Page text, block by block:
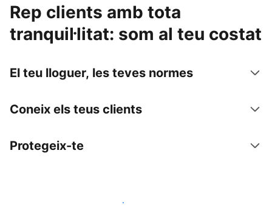
Rep clients amb tota
tranquil·litat: som al teu costat
El teu lloguer, les teves normes
Coneix els teus clients
Protegeix-te
Lloga l'allotjament amb nosaltres avui mateix